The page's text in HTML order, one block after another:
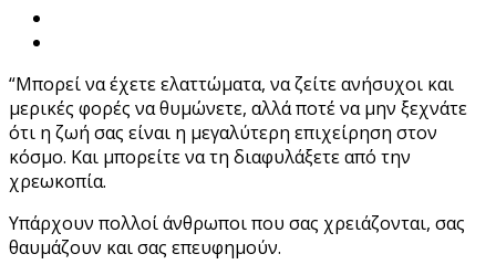
“Μπορεί να έχετε ελαττώματα, να ζείτε ανήσυχοι και
μερικές φορές να θυμώνετε, αλλά ποτέ να μην ξεχνάτε
ότι η ζωή σας είναι η μεγαλύτερη επιχείρηση στον
κόσμο. Και μπορείτε να τη διαφυλάξετε από την
χρεωκοπία.
Υπάρχουν πολλοί άνθρωποι που σας χρειάζονται, σας
θαυμάζουν και σας επευφημούν.